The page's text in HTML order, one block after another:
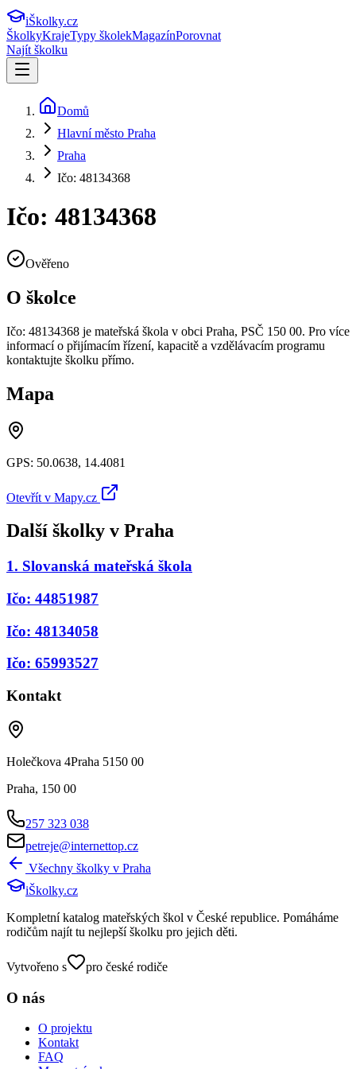
iŠkolky.cz
ŠkolkyKrajeTypy školekMagazínPorovnat
Najít školku
Domů
Hlavní město Praha
Praha
Ičo: 48134368
Ičo: 48134368
Ověřeno
O školce
Ičo: 48134368 je mateřská škola v obci Praha, PSČ 150 00. Pro více
informací o přijímacím řízení, kapacitě a vzdělávacím programu
kontaktujte školku přímo.
Mapa
GPS: 50.0638, 14.4081
Otevřít v Mapy.cz
Další školky v Praha
1. Slovanská mateřská škola
Ičo: 44851987
Ičo: 48134058
Ičo: 65993527
Kontakt
Holečkova 4Praha 5150 00
Praha, 150 00
257 323 038
petreje@internettop.cz
Všechny školky v Praha
iŠkolky.cz
Kompletní katalog mateřských škol v České republice. Pomáháme
rodičům najít tu nejlepší školku pro jejich děti.
Vytvořeno s pro české rodiče
O nás
O projektu
Kontakt
FAQ